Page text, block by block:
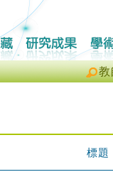
教
標題